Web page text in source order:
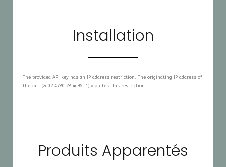
Installation
The provided API key has an IP address restriction. The originating IP address of
the call (2a02:4780:28:4d99::1) violates this restriction.
Produits Apparentés